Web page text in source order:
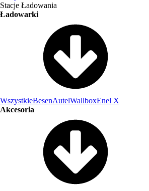
Stacje Ładowania
Ładowarki
WszystkieBesenAutelWallboxEnel X
Akcesoria